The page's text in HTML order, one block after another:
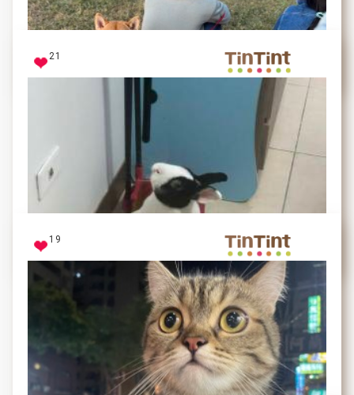
我最喜歡出門跑跑了weeee~
熊熊
跟爸爸在最愛的大草皮，背對背坐著，好開心唷
旺柴
21
學媽媽量體重
19